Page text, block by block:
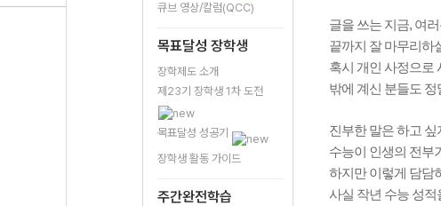
큐브 영상/칼럼(QCC)
목표달성 장학생
장학제도 소개
제23기 장학생 1차 도전
목표달성 성공기
장학생 활동 가이드
주간완전학습
글을 쓰는 지금, 여
끝까지 잘 마무리하
혹시 개인 사정으로
밖에 계신 분들도
진부한 말은 하고
수능이 인생의 전부
하지만 이렇게 담담
사실 작년 수능 성